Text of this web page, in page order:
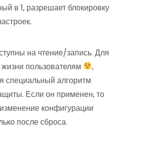
в 1, разрешает блокировку
на чтение/запись. Для
пользователям
,
специальный алгоритм
Если он применен, то
конфигурации
после сброса.